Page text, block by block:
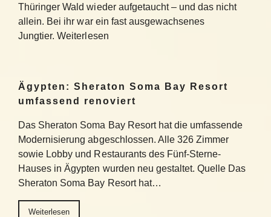
Thüringer Wald wieder aufgetaucht – und das nicht
allein. Bei ihr war ein fast ausgewachsenes
Jungtier. Weiterlesen
Ägypten: Sheraton Soma Bay Resort
umfassend renoviert
Das Sheraton Soma Bay Resort hat die umfassende
Modernisierung abgeschlossen. Alle 326 Zimmer
sowie Lobby und Restaurants des Fünf-Sterne-
Hauses in Ägypten wurden neu gestaltet. Quelle Das
Sheraton Soma Bay Resort hat…
Weiterlesen